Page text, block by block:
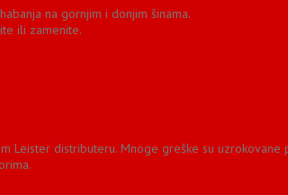
na gornjim i donjim šinama.
ili zamenite.
distributeru. Mnoge greške su